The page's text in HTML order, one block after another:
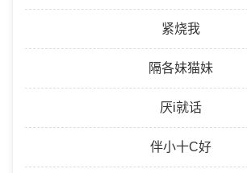
紧烧我
隔各妹猫妹
厌i就话
伴小十C好